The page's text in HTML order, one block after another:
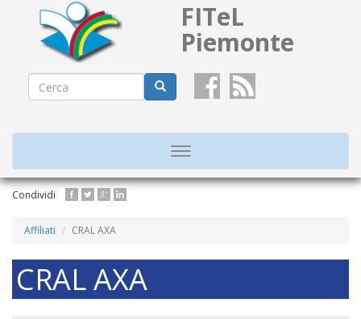
Salta
principale
FITeL
Piemonte
Form
ricerca
Toggle
Condividi
Affiliati CRAL AXA
CRAL AXA